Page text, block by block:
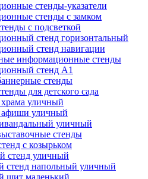
стенды-указатели
стенды с замком
с подсветкой
стенд горизонтальный
стенд навигации
информационные стенды
стенд А1
стенды
для детского сада
уличный
афиши уличный
уличный
стенды
с козырьком
стенд уличный
стенд напольный уличный
щит маленький